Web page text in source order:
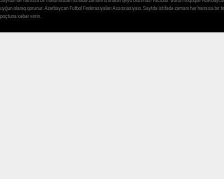
uyğun olaraq qorunur. Azərbaycan Futbol Federasiyaları Assosiasiyası. Saytda istifadə zamanı hər hansısa
poçtuna xəbər verin.